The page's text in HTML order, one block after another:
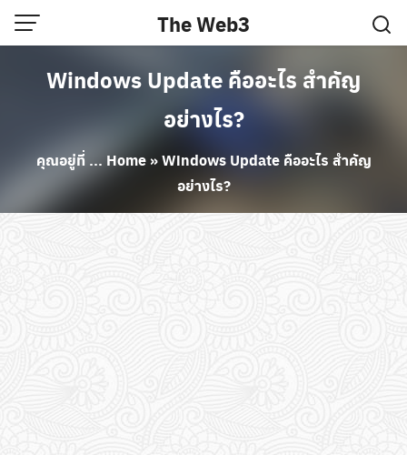
Skip
to
content
The Web3
Windows Update คืออะไร สำคัญ
อย่างไร?
คุณอยู่ที่ ... Home»Windows Update คืออะไร สำคัญ
อย่างไร?